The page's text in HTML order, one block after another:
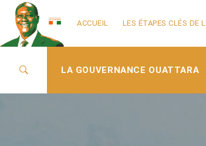
ACCUEIL LES ÉTAPES CLÉS DE
LA GOUVERNANCE OUATTARA